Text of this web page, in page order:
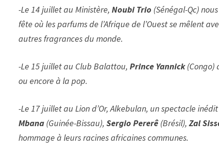
-Le 14 juillet au Ministère, Noubi Trio (Sénégal-Qc)
fête où les parfums de l’Afrique de l’Ouest se mêlent
autres fragrances du monde.
-Le 15 juillet au Club Balattou,Prince Yannick(Congo)
ou encore à la pop.
-Le 17 juillet au Lion d’Or, Alkebulan, un spectacle
Mbana (Guinée-Bissau),Sergio Pererê (Brésil),Zal
hommage à leurs racines africaines communes.